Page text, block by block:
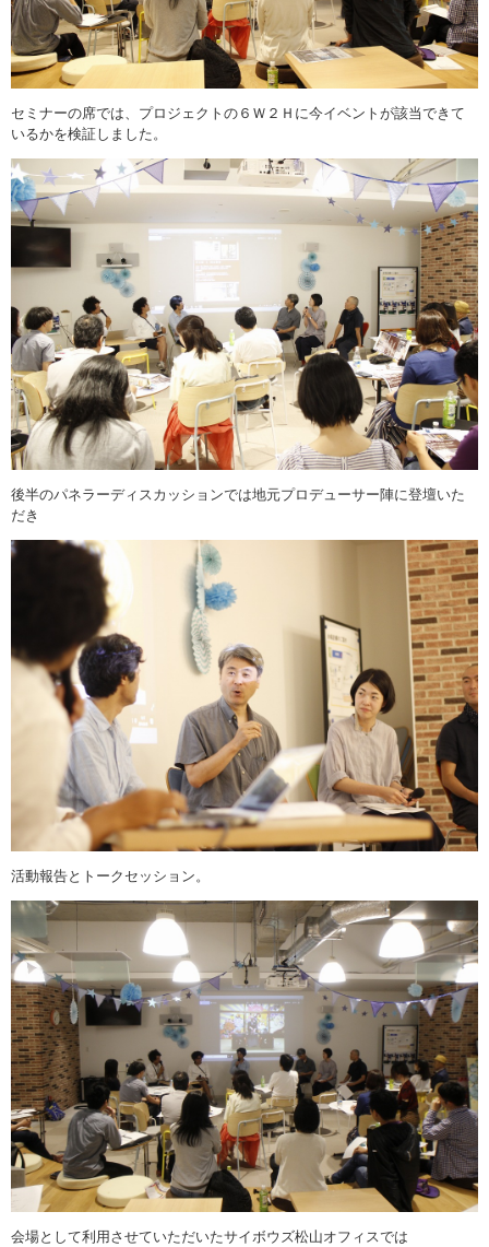
セミナーの席では、プロジェクトの６Ｗ２Ｈに今イベントが該当できて
いるかを検証しました。
後半のパネラーディスカッションでは地元プロデューサー陣に登壇いた
だき
活動報告とトークセッション。
会場として利用させていただいたサイボウズ松山オフィスでは